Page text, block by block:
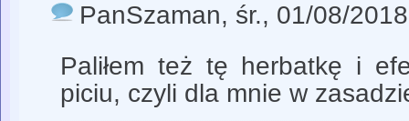
PanSzaman, śr., 01/08/
Paliłem też tę herbatkę i
piciu, czyli dla mnie w